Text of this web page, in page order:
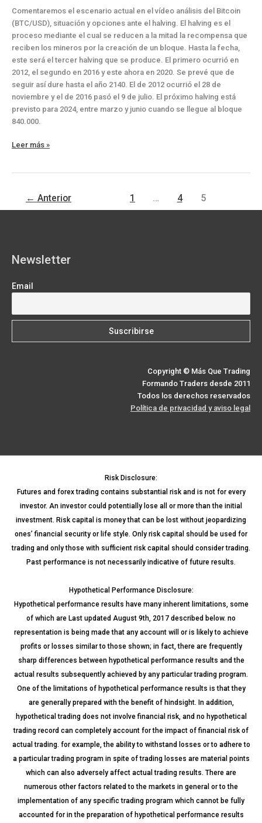
Comentaremos el escenario actual en el vídeo análisis del Bitcoin
(BTC/USD), situación y opciones ante el halving. El halving es el
proceso mediante el cual se reducen a la mitad la recompensa que
reciben los mineros por la creación de un bloque. Hasta la fecha,
este será el tercer halving que se produce. El primero ocurrió en
2012, el segundo en 2016 y este ahora en 2020. Se prevé que de
seguir así dure hasta el año 2140. El de 2012 ocurrió el 28 de
noviembre y el de 2016 pasó el 9 de julio. El próximo halving está
previsto para 2024, entre marzo y junio cuando se llegue al bloque
840.000.
Vídeo
Leer más »
← Anterior 1 … 4 5
Newsletter
Email
Copyright © Más Que Trading
Formando Traders desde 2011
Todos los derechos reservados
Política de privacidad y aviso legal
Risk Disclosure:
Futures and forex trading contains substantial risk and is not for every
investor. An investor could potentially lose all or more than the initial
investment. Risk capital is money that can be lost without jeopardizing
ones’ financial security or life style. Only risk capital should be used for
trading and only those with sufficient risk capital should consider trading.
Past performance is not necessarily indicative of future results.
Hypothetical Performance Disclosure:
Hypothetical performance results have many inherent limitations, some
of which are Last updated August 9th, 2017 described below. no
representation is being made that any account will or is likely to achieve
profits or losses similar to those shown; in fact, there are frequently
sharp differences between hypothetical performance results and the
actual results subsequently achieved by any particular trading program.
One of the limitations of hypothetical performance results is that they
are generally prepared with the benefit of hindsight. In addition,
hypothetical trading does not involve financial risk, and no hypothetical
trading record can completely account for the impact of financial risk of
actual trading. for example, the ability to withstand losses or to adhere to
a particular trading program in spite of trading losses are material points
which can also adversely affect actual trading results. There are
numerous other factors related to the markets in general or to the
implementation of any specific trading program which cannot be fully
accounted for in the preparation of hypothetical performance results